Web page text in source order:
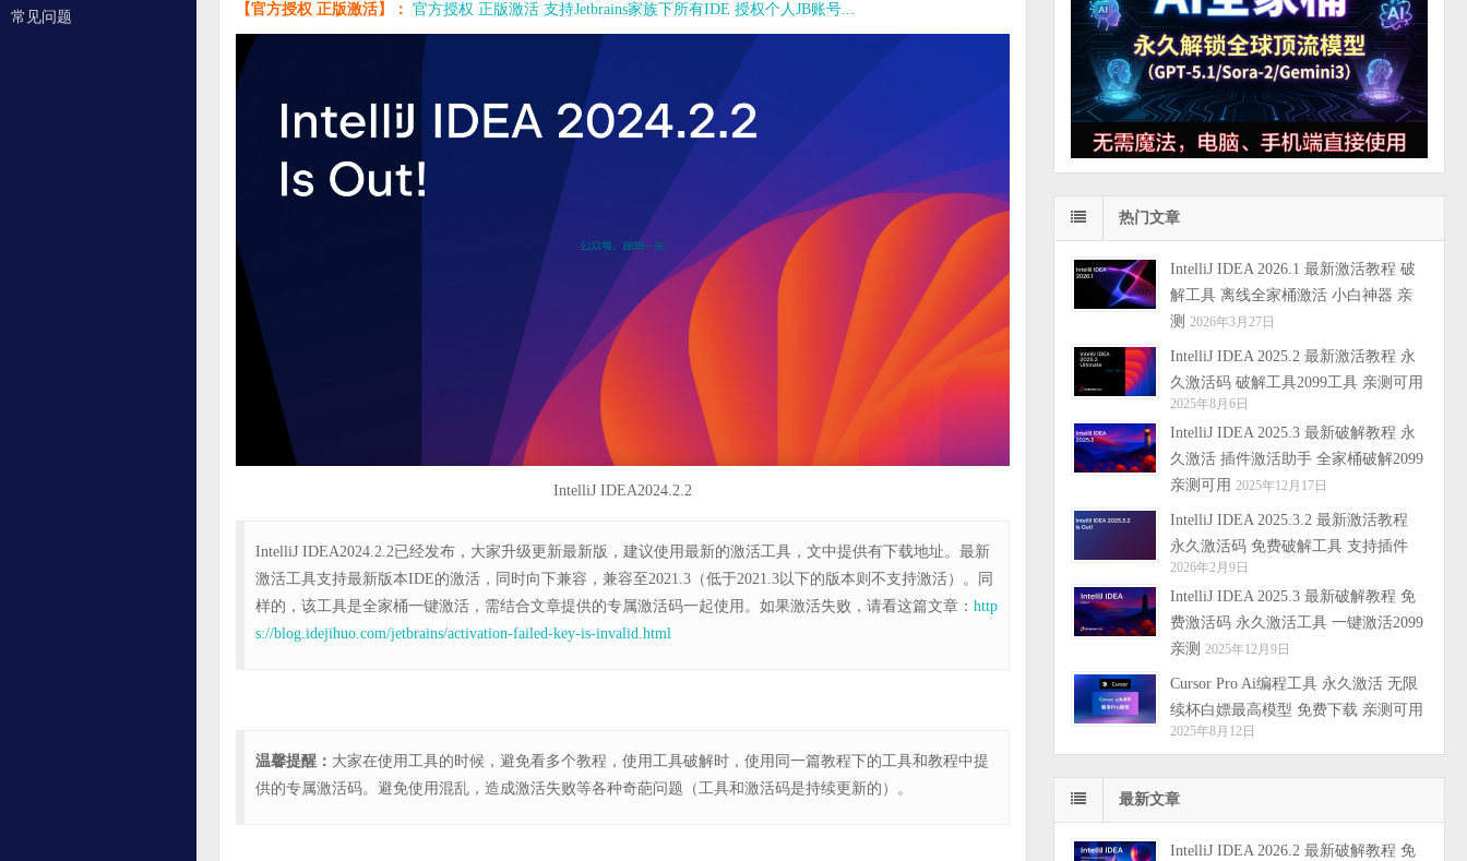
常见问题 【官方授权 正版激活】： 官方授权 正版激活 支持Jetbrains家族下所有IDE 授权个人JB账号...
IntelliJ IDEA2024.2.2
IntelliJ IDEA2024.2.2已经发布，大家升级更新最新版，建议使用最新的激活工具，文中提供有下载地址。最新
激活工具支持最新版本IDE的激活，同时向下兼容，兼容至2021.3（低于2021.3以下的版本则不支持激活）。同
样的，该工具是全家桶一键激活，需结合文章提供的专属激活码一起使用。如果激活失败，请看这篇文章： http
s://blog.idejihuo.com/jetbrains/activation-failed-key-is-invalid.html
温馨提醒： 大家在使用工具的时候，避免看多个教程，使用工具破解时，使用同一篇教程下的工具和教程中提
供的专属激活码。避免使用混乱，造成激活失败等各种奇葩问题（工具和激活码是持续更新的）。
热门文章
IntelliJ IDEA 2026.1 最新激活教程 破
解工具 离线全家桶激活 小白神器 亲
测 2026年3月27日
IntelliJ IDEA 2025.2 最新激活教程 永
久激活码 破解工具2099工具 亲测可用
2025年8月6日
IntelliJ IDEA 2025.3 最新破解教程 永
久激活 插件激活助手 全家桶破解2099
亲测可用 2025年12月17日
IntelliJ IDEA 2025.3.2 最新激活教程
永久激活码 免费破解工具 支持插件
2026年2月9日
IntelliJ IDEA 2025.3 最新破解教程 免
费激活码 永久激活工具 一键激活2099
亲测 2025年12月9日
Cursor Pro Ai编程工具 永久激活 无限
续杯白嫖最高模型 免费下载 亲测可用
2025年8月12日
最新文章
IntelliJ IDEA 2026.2 最新破解教程 免